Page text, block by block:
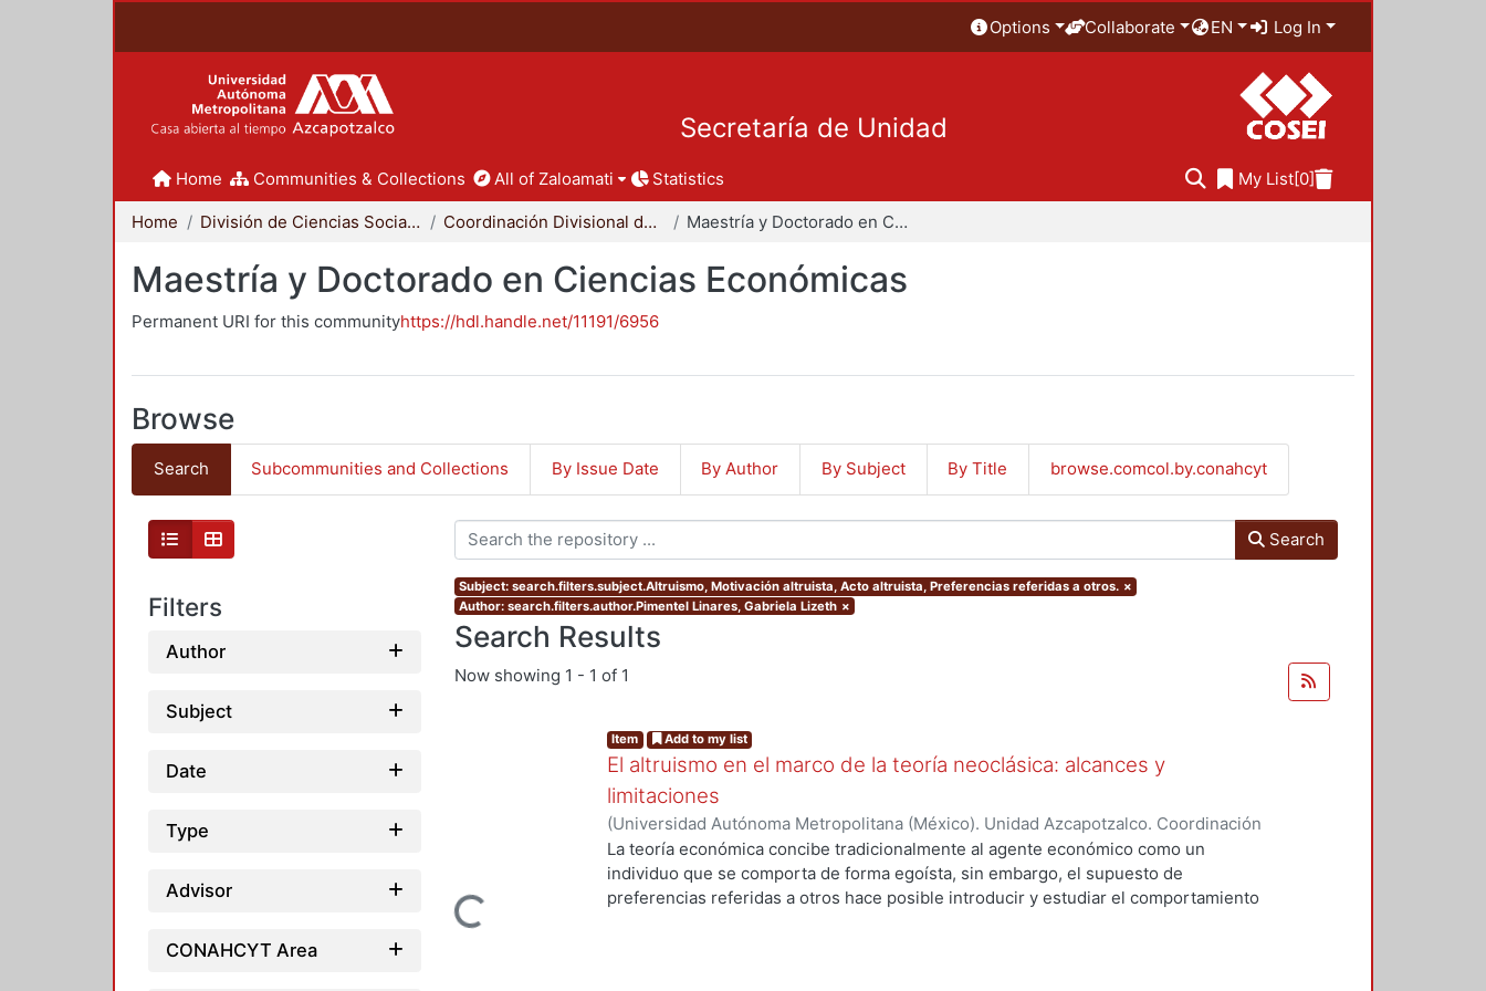
Options Collaborate EN Log In
Secretaría de Unidad
Home Communities & Collections All of Zaloamati Statistics My List[0]
Home División de Ciencias Sociales y Humanidades Coordinación Divisional de Posgrado Maestría y Doctorado en Ciencias Económicas
Maestría y Doctorado en Ciencias Económicas
Permanent URI for this communityhttps://hdl.handle.net/11191/6956
Browse
Search Subcommunities and Collections By Issue Date By Author By Subject By Title browse.comcol.by.conahcyt
Filters
Author
Subject
Date
Type
Advisor
CONAHCYT Area
Search
Subject: search.filters.subject.Altruismo, Motivación altruista, Acto altruista, Preferencias referidas a otros. ×
Author: search.filters.author.Pimentel Linares, Gabriela Lizeth ×
Search Results
Now showing 1 - 1 of 1
Loading...
Item Add to my list
El altruismo en el marco de la teoría neoclásica: alcances y
limitaciones
(Universidad Autónoma Metropolitana (México). Unidad Azcapotzalco. Coordinación
de Servicios de Información. ,2016)Pimentel Linares, Gabriela Lizeth
La teoría económica concibe tradicionalmente al agente económico como un
individuo que se comporta de forma egoísta, sin embargo, el supuesto de
preferencias referidas a otros hace posible introducir y estudiar el comportamiento